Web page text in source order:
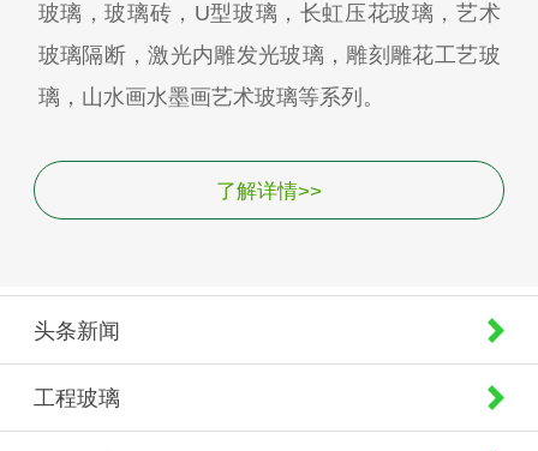
玻璃，玻璃砖，U型玻璃，长虹压花玻璃，艺术
玻璃隔断，激光内雕发光玻璃，雕刻雕花工艺玻
璃，山水画水墨画艺术玻璃等系列。
了解详情>>
头条新闻
工程玻璃